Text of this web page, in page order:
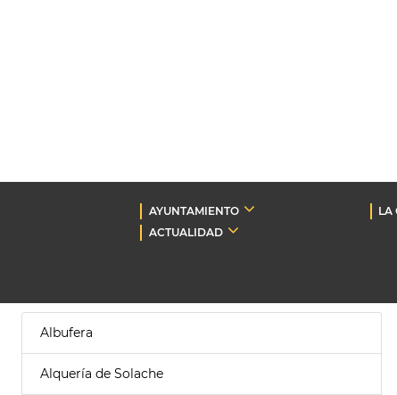
AYUNTAMIENTO LA
ACTUALIDAD
Albufera
Alquería de Solache